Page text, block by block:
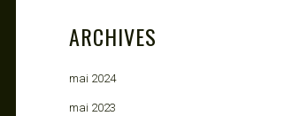
ARCHIVES
mai 2024
mai 2023